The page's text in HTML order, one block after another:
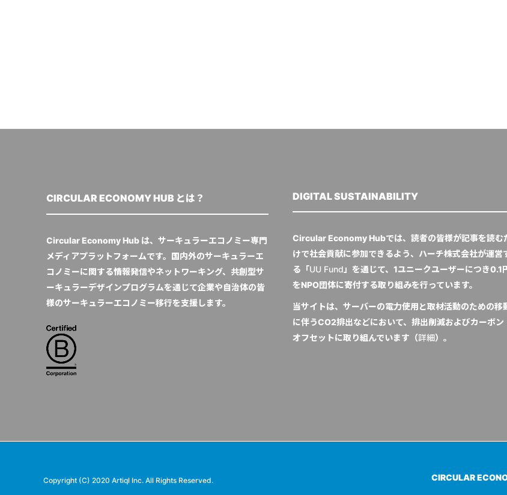
CIRCULAR ECONOMY HUB とは？
Circular Economy Hub は、サーキュラーエコノミー専門
メディアプラットフォームです。国内外のサーキュラーエ
コノミーに関する情報発信やネットワーキング、共創型サ
ーキュラーデザインプログラムを通じて企業や自治体の皆
様のサーキュラーエコノミー移行を支援します。
DIGITAL SUSTAINABILITY
Circular Economy Hubでは、読者の皆様が記事を読む
けで社会貢献に参加できるよう、ハーチ株式会社が運営
る「UU Fund」を通じて、1ユニークユーザーにつき0.1
をNPO団体に寄付する取り組みを行っています。
当サイトは、サーバーの電力使用と取材活動のための移
に伴うCO2排出などにおいて、排出削減およびカーボン
オフセットに取り組んでいます（詳細）。
Copyright (C) 2020 Artiql Inc. All Rights Reserved. CIRCULAR